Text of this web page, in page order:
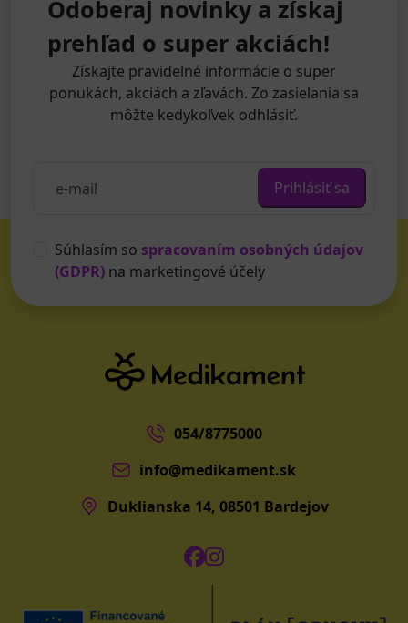
Odoberaj novinky a získaj
prehľad o super akciách!
Získajte pravidelné informácie o super
ponukách, akciách a zľavách. Zo zasielania sa
môžte kedykoľvek odhlásiť.
Prihlásiť sa
Súhlasím so spracovaním osobných údajov
(GDPR) na marketingové účely
054/8775000
info@medikament.sk
Duklianska 14, 08501 Bardejov